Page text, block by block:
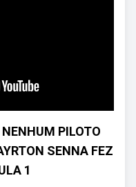
PILOTO
SENNA FEZ
1